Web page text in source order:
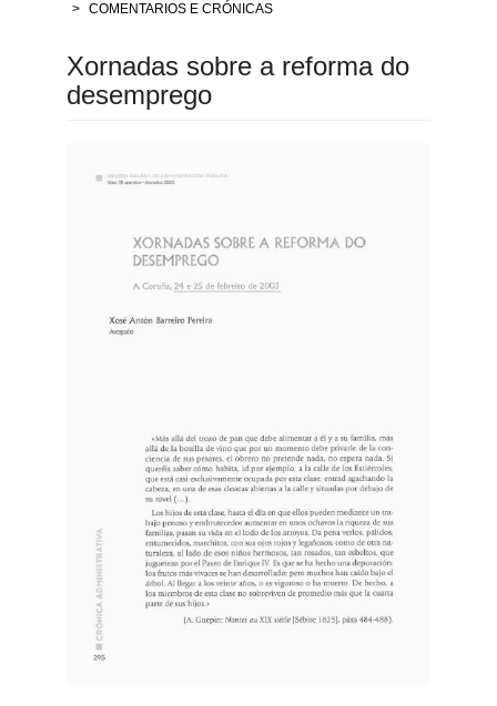
COMENTARIOS E CRÓNICAS
Xornadas sobre a reforma do
desemprego
lateral
artigo